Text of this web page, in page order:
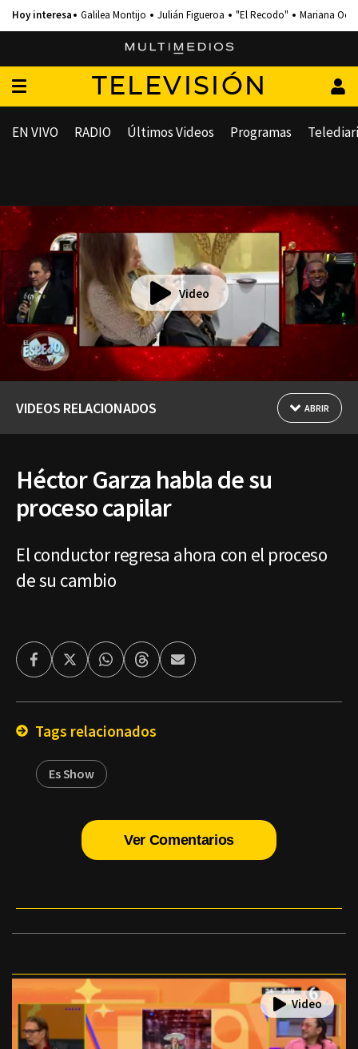
Galilea Montijo Julián Figueroa "El Recodo" Mariana
TELEVISIÓN
EN VIVO RADIO Últimos Videos Programas
Video
VIDEOS RELACIONADOS ABRIR
Héctor Garza habla de su
proceso capilar
El conductor regresa ahora con el proceso
de su cambio
FacebookTwitterWhatsappThreadsEnviar
por
Tags relacionados
Es Show
Ver Comentarios